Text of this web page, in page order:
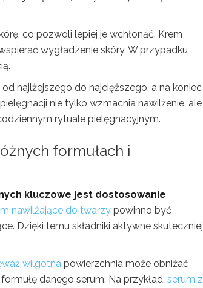
co pozwoli lepiej je wchłonąć. Krem
wygładzenie skóry. W przypadku
najlżejszego do najcięższego, a na koniec
nie tylko wzmacnia nawilżenie, ale
rytuale pielęgnacyjnym.
formułach i
kluczowe jest dostosowanie
nawilżające do twarzy powinno być
Dzięki temu składniki aktywne skuteczniej
wilgotna powierzchnia może obniżać
danego serum. Na przykład, serum z